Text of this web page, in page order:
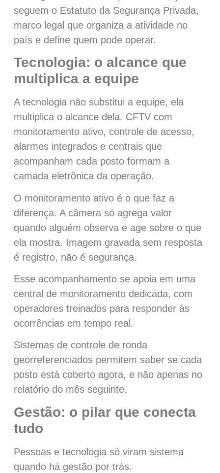
seguem o Estatuto da Segurança Privada,
marco legal que organiza a atividade no
país e define quem pode operar.
Tecnologia: o alcance que
multiplica a equipe
A tecnologia não substitui a equipe, ela
multiplica o alcance dela. CFTV com
monitoramento ativo, controle de acesso,
alarmes integrados e centrais que
acompanham cada posto formam a
camada eletrônica da operação.
O monitoramento ativo é o que faz a
diferença. A câmera só agrega valor
quando alguém observa e age sobre o que
ela mostra. Imagem gravada sem resposta
é registro, não é segurança.
Esse acompanhamento se apoia em uma
central de monitoramento dedicada, com
operadores treinados para responder às
ocorrências em tempo real.
Sistemas de controle de ronda
georreferenciados permitem saber se cada
posto está coberto agora, e não apenas no
relatório do mês seguinte.
Gestão: o pilar que conecta
tudo
Pessoas e tecnologia só viram sistema
quando há gestão por trás.